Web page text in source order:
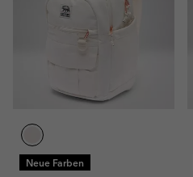
Neue Farben